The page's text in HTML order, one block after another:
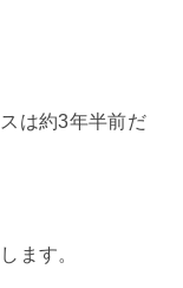
は約3年半前だ
ます。